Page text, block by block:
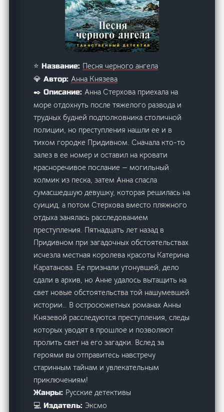
⭐ Название: Песня черного ангела
💎 Автор:Анна Князева
✒️ Описание:Анна Стерхова приехала на
море отдохнуть после тяжелого развода и
трудных будней подполковника столичной
полиции, но преступления нашли ее и в
тихом городке Придивном. Сначала кто-то
залез в ее номер и оставил на кровати
красноречивое послание — могильный
холмик из песка, затем Анна спасла
сумасшедшую девушку, которая решилась на
суицид, а потом Стерхова вместо пляжного
отдыха занялась расследованием
преступления. Пятнадцать лет назад в
Придивном при загадочных обстоятельствах
исчезла местная королева красоты Катерина
Каратанова. Ее признали утонувшей, дело
сдали в архив, но Анне удалось вытащить на
свет новые обстоятельства той нашумевшей
истории… В остросюжетных романах Анны
Князевой расследуются преступления, следы
которых уводят в прошлое и позволяют
пролить свет на его загадки. Вслед за
героями вы отправитесь навстречу
старинным тайнам и увлекательным
приключениям!
Жанры: Русские детективы
💻 Издатель: Эксмо